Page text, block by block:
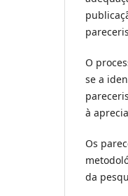
O
se a
à
Os
da